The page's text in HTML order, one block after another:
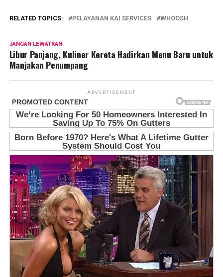
RELATED TOPICS: PELAYANAN KAI SERVICES WHOOSH
JANGAN LEWATKAN
Libur Panjang, Kuliner Kereta Hadirkan Menu Baru untuk
Manjakan Penumpang
ADVERTISEMENT